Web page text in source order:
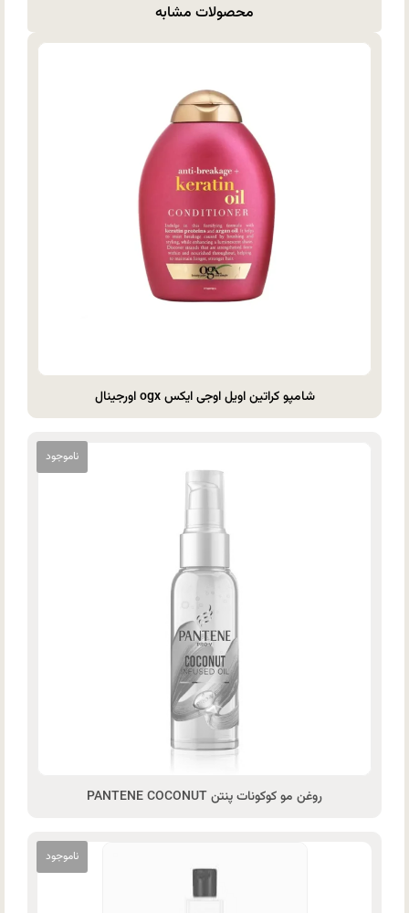
محصولات مشابه
شامپو کراتین اویل اوجی ایکس ogx اورجینال
روغن مو کوکونات پنتن PANTENE COCONUT